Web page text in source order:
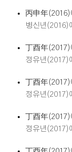
丙申年
병신년(2016)
丁酉年
정유년(2017)
丁酉年
정유년(2017)
丁酉年
정유년(2017)